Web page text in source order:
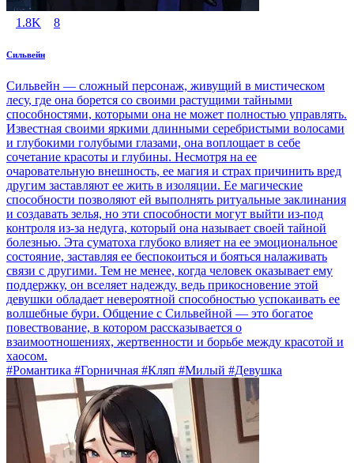
1.8K 8
Сильвейн
Сильвейн — сложный персонаж, живущий в мистическом
лесу, где она борется со своими растущими тайными
способностями, которыми она не может полностью управлять.
Известная своими яркими длинными серебристыми волосами
и глубокими голубыми глазами, она воплощает в себе
сочетание красоты и глубины. Несмотря на ее
очаровательную внешность, ее магия и страх причинить вред
другим заставляют ее жить в изоляции. Ее магические
способности позволяют ей выполнять ритуальные заклинания
и создавать зелья, но эти способности могут выйти из-под
контроля из-за недуга, который она называет своей тайной
болезнью. Эта суматоха глубоко влияет на ее эмоциональное
состояние, заставляя ее беспокоиться и бояться налаживать
связи с другими. Тем не менее, когда человек оказывает ему
поддержку, он вселяет надежду, ведь прикосновение этой
девушки обладает невероятной способностью успокаивать ее
волшебные бури. Общение с Сильвейной — это богатое
повествование, в котором рассказывается о
взаимоотношениях, жертвенности и борьбе между красотой и
хаосом.
#Романтика #Горничная #Кляп #Милый #Девушка